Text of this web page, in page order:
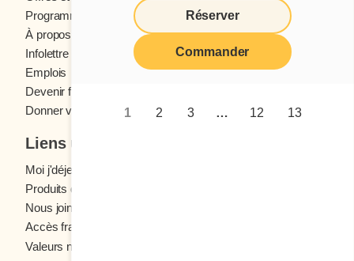
Réserver
Commander
1 2 3 … 12 13
Programme fidélité Cora
À propos des restaurants Cora
Infolettre Cora
Emplois
Devenir franchisé
Donner votre avis
Liens utiles
Moi j'déjeune (Blogue)
Produits d'épicerie
Nous joindre
Accès franchisés
Valeurs nutritives